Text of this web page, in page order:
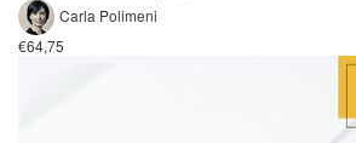
Carla Polimeni
€64,75